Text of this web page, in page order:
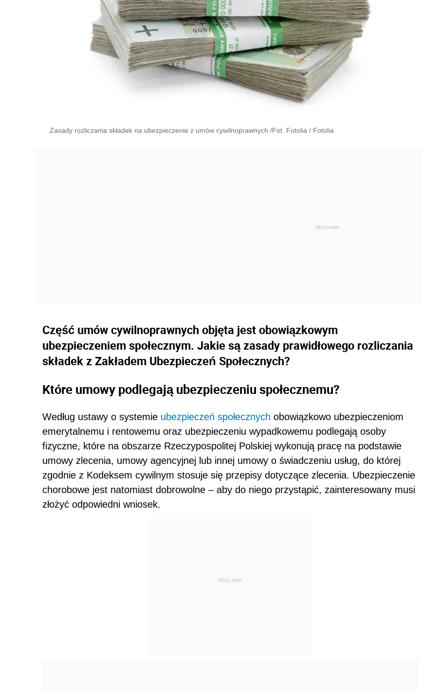
Zasady rozliczania składek na ubezpieczenie z umów cywilnoprawnych /Fot. Fotolia / Fotolia
Część umów cywilnoprawnych objęta jest obowiązkowym
ubezpieczeniem społecznym. Jakie są zasady prawidłowego rozliczania
składek z Zakładem Ubezpieczeń Społecznych?
Które umowy podlegają ubezpieczeniu społecznemu?
Według ustawy o systemie ubezpieczeń społecznych obowiązkowo ubezpieczeniom
emerytalnemu i rentowemu oraz ubezpieczeniu wypadkowemu podlegają osoby
fizyczne, które na obszarze Rzeczypospolitej Polskiej wykonują pracę na podstawie
umowy zlecenia, umowy agencyjnej lub innej umowy o świadczeniu usług, do której
zgodnie z Kodeksem cywilnym stosuje się przepisy dotyczące zlecenia. Ubezpieczenie
chorobowe jest natomiast dobrowolne – aby do niego przystąpić, zainteresowany musi
złożyć odpowiedni wniosek.
REKLAMA